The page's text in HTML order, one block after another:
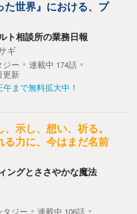
た世界』における、プ
ト相談所の業務日報
ギ
ジー 連載中 174話
更新
午まで無料拡大中！
、示し、想い、祈る。
る力に、今はまだ名前
ングとささやかな魔法
タジー 連載中 106話